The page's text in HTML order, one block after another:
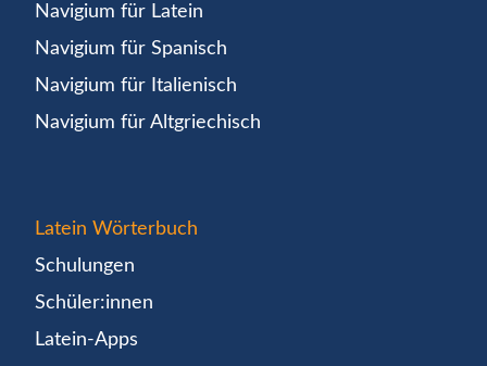
Navigium für Latein
Navigium für Spanisch
Navigium für Italienisch
Navigium für Altgriechisch
Latein Wörterbuch
Schulungen
Schüler:innen
Latein-Apps